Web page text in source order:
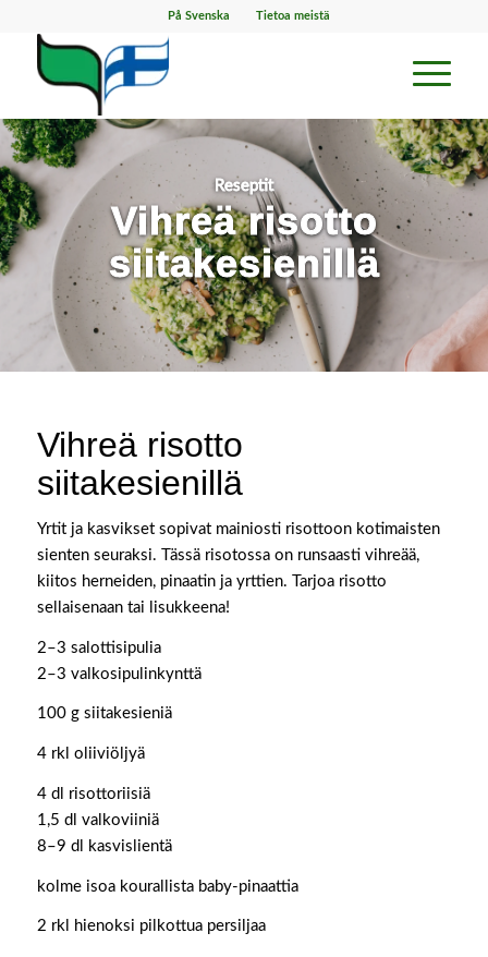
På Svenska Tietoa meistä
Reseptit
Vihreä risotto
siitakesienillä
Vihreä risotto
siitakesienillä
Yrtit ja kasvikset sopivat mainiosti risottoon kotimaisten
sienten seuraksi. Tässä risotossa on runsaasti vihreää,
kiitos herneiden, pinaatin ja yrttien. Tarjoa risotto
sellaisenaan tai lisukkeena!
2–3 salottisipulia
2–3 valkosipulinkynttä
100 g siitakesieniä
4 rkl oliiviöljyä
4 dl risottoriisiä
1,5 dl valkoviiniä
8–9 dl kasvislientä
kolme isoa kourallista baby-pinaattia
2 rkl hienoksi pilkottua persiljaa